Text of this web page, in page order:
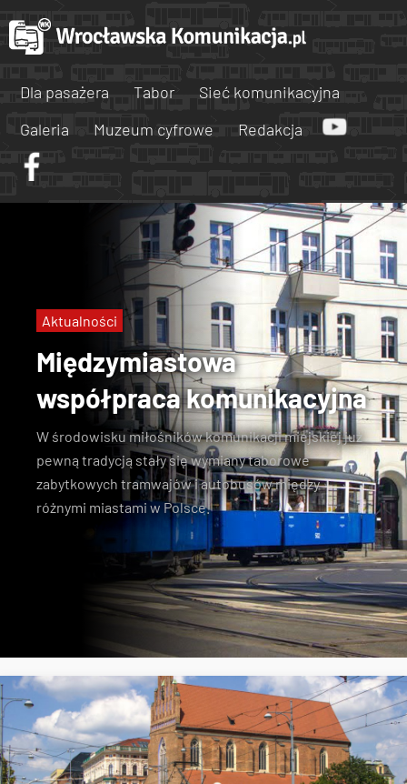
Dla pasażera Tabor
Sieć komunikacyjna
Galeria
Muzeum cyfrowe Redakcja
Międzymiastowa
współpraca komunikacyjna
W środowisku miłośników komunikacji miejskiej już
pewną tradycją stały się wymiany taborowe
zabytkowych tramwajów i autobusów między
różnymi miastami w Polsce.
Aktualności
Konstal N
zabytkowe tramwaje